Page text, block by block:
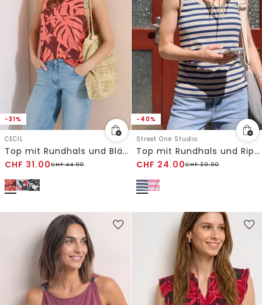
-31%
CECIL
Top mit Rundhals und Blätterprint
CHF 31.00CHF44.90
-40%
Street One Studio
Top mit Rundhals und Rippstruktur
CHF 24.00CHF39.90